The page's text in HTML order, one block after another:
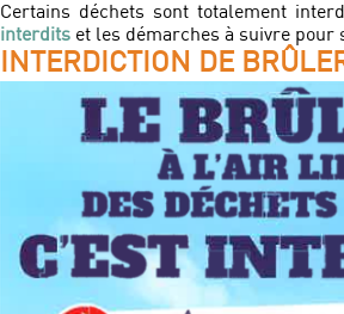
Certains déchets sont totalement
interdits et les démarches à suivre pour
INTERDICTION DE